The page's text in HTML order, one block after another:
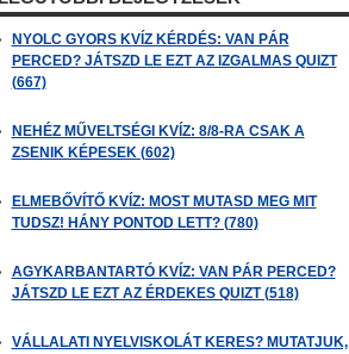
NYOLC GYORS KVÍZ KÉRDÉS: VAN PÁR
PERCED? JÁTSZD LE EZT AZ IZGALMAS QUIZT
(667)
NEHÉZ MŰVELTSÉGI KVÍZ: 8/8-RA CSAK A
ZSENIK KÉPESEK (602)
ELMEBŐVÍTŐ KVÍZ: MOST MUTASD MEG MIT
TUDSZ! HÁNY PONTOD LETT? (780)
AGYKARBANTARTÓ KVÍZ: VAN PÁR PERCED?
JÁTSZD LE EZT AZ ÉRDEKES QUIZT (518)
VÁLLALATI NYELVISKOLÁT KERES? MUTATJUK,